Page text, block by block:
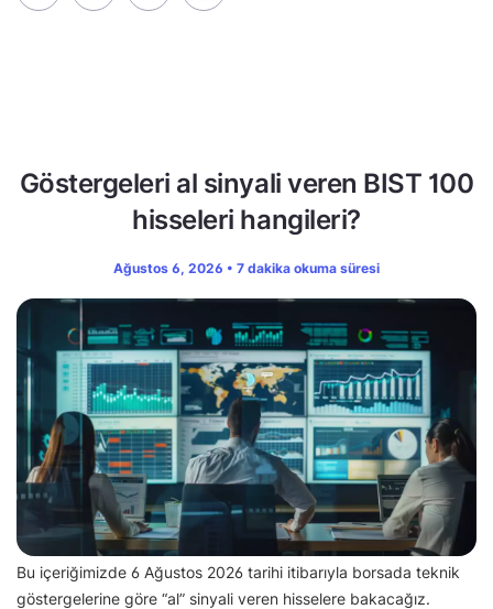
Göstergeleri al sinyali veren BIST 100
hisseleri hangileri?
Ağustos 6, 2026 • 7 dakika okuma süresi
Bu içeriğimizde 6 Ağustos 2026 tarihi itibarıyla borsada teknik
göstergelerine göre “al” sinyali veren hisselere bakacağız.